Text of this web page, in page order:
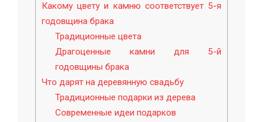
Какому цвету и камню соответствует 5-я
годовщина брака
Традиционные цвета
Драгоценные камни для 5-й
годовщины брака
Что дарят на деревянную свадьбу
Традиционные подарки из дерева
Современные идеи подарков